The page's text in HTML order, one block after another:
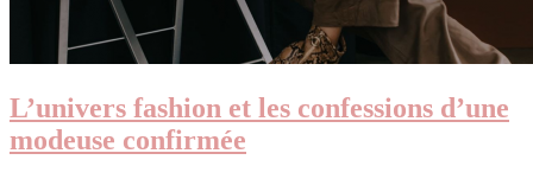
L’univers fashion et les confessions d’une
modeuse confirmée